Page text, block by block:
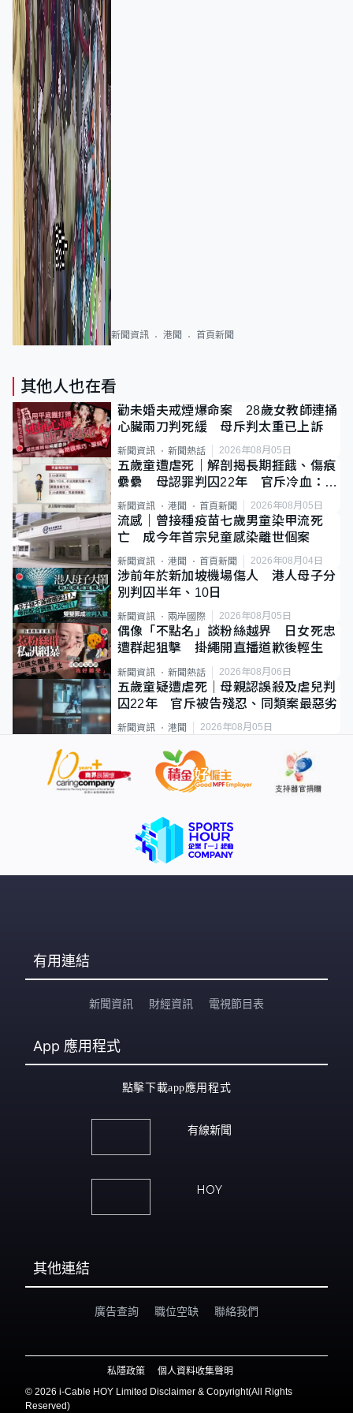
新聞資訊 港聞 首頁新聞
其他人也在看
勸未婚夫戒煙爆命案 28歲女教師連捅
心臟兩刀判死緩 母斥判太重已上訴
新聞資訊 新聞熱話 2026年08月05日
五歲童遭虐死｜解剖揭長期捱餓、傷痕
纍纍 母認罪判囚22年 官斥冷血：同
類案最惡劣
新聞資訊 港聞 首頁新聞 2026年08月05日
流感｜曾接種疫苗七歲男童染甲流死
亡 成今年首宗兒童感染離世個案
新聞資訊 港聞 首頁新聞 2026年08月04日
涉前年於新加坡機場傷人 港人母子分
別判囚半年、10日
新聞資訊 兩岸國際 2026年08月05日
偶像「不點名」談粉絲越界 日女死忠
遭群起狙擊 掛繩開直播道歉後輕生
新聞資訊 新聞熱話 2026年08月06日
五歲童疑遭虐死｜母親認誤殺及虐兒判
囚22年 官斥被告殘忍、同類案最惡劣
新聞資訊 港聞 2026年08月05日
有用連結
新聞資訊 財經資訊 電視節目表
App 應用程式
點擊下載app應用程式
有線新聞
HOY
其他連結
廣告查詢 職位空缺 聯絡我們
私隱政策
個人資料收集聲明
© 2026 i-Cable HOY Limited Disclaimer & Copyright(All Rights
Reserved)